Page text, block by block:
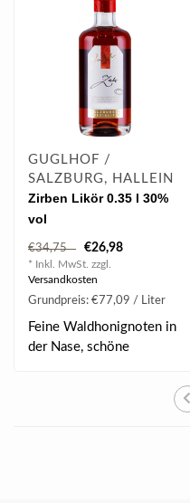
GUGLHOF /
SALZBURG, HALLEIN
Zirben Likör 0.35 l 30%
vol
€34,75 €26,98
* Inkl. MwSt. zzgl.
Versandkosten
Grundpreis: €77,09 / Liter
Feine Waldhonignoten in
der Nase, schöne